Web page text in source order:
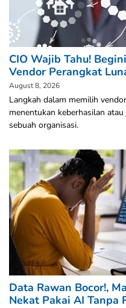
CIO Wajib Tahu!
Vendor Perangkat
August 8, 2026
Langkah dalam memilih
menentukan keberhasilan
sebuah organisasi.
Data Rawan Bocor!,
Nekat Pakai AI Tanpa